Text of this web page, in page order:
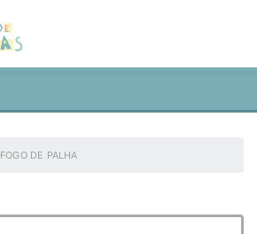
FOGO DE PALHA